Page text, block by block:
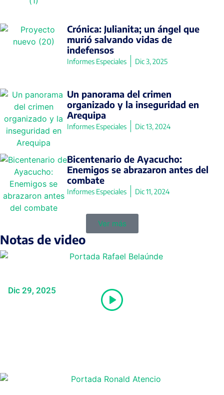
Crónica: Julianita; un ángel que
murió salvando vidas de
indefensos
Informes Especiales Dic 3, 2025
Un panorama del crimen
organizado y la inseguridad en
Arequipa
Informes Especiales Dic 13, 2024
Bicentenario de Ayacucho:
Enemigos se abrazaron antes del
combate
Informes Especiales Dic 11, 2024
Ver más
Notas de video
Dic 29, 2025
Candidato Rafael Belaúnde Llosa
Candidato de Venceremos dice que